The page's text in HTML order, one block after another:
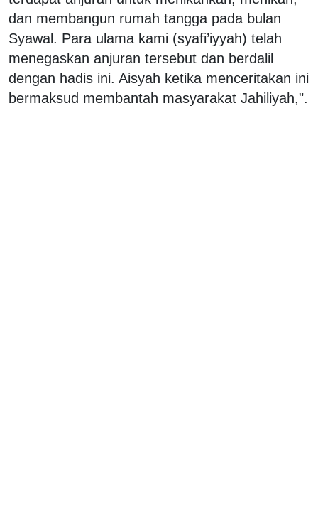
dan membangun rumah tangga pada bulan
Syawal. Para ulama kami (syafi’iyyah) telah
menegaskan anjuran tersebut dan berdalil
dengan hadis ini. Aisyah ketika menceritakan ini
bermaksud membantah masyarakat Jahiliyah,".